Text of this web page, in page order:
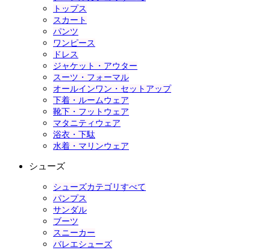
トップス
スカート
パンツ
ワンピース
ドレス
ジャケット・アウター
スーツ・フォーマル
オールインワン・セットアップ
下着・ルームウェア
靴下・フットウェア
マタニティウェア
浴衣・下駄
水着・マリンウェア
シューズ
シューズカテゴリすべて
パンプス
サンダル
ブーツ
スニーカー
バレエシューズ